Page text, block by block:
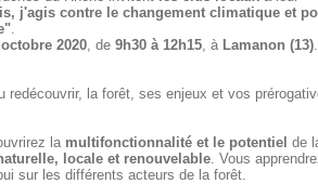
j'agis contre le changement climatique et
.
2020, de 9h30 à 12h15, à Lamanon (13).
redécouvrir, la forêt, ses enjeux et vos
la multifonctionnalité et le potentiel de
locale et renouvelable. Vous
sur les différents acteurs de la forêt.